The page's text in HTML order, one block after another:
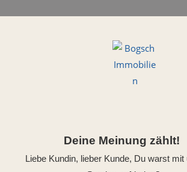
Deine Meinung zählt!
Liebe Kundin, lieber Kunde, Du warst mit